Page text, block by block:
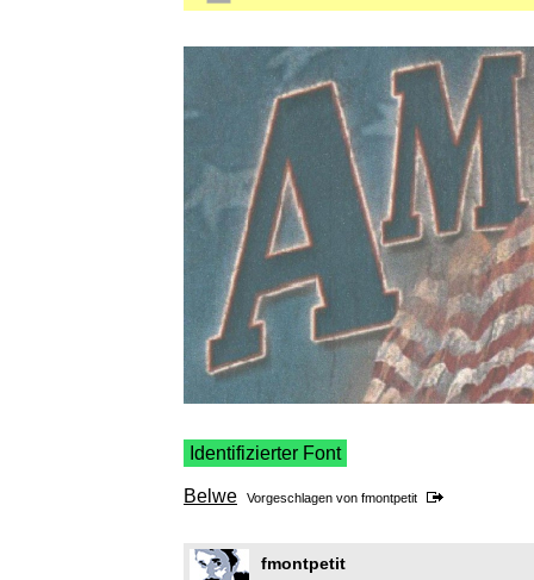
Identifizierter Font
Belwe Vorgeschlagen von fmontpetit
fmontpetit